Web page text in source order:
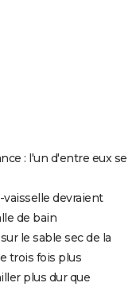
: l'un d'entre eux se
devraient
de bain
le sable sec de la
trois fois plus
plus dur que